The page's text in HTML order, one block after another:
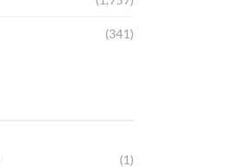
(341)
(1)